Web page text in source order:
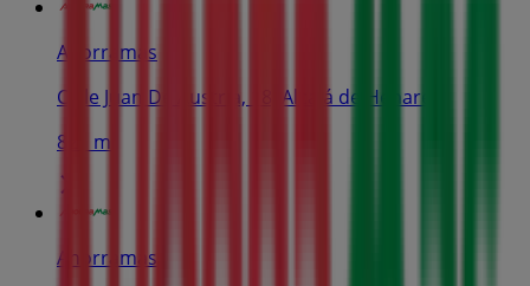
Ahorramas
Calle Juan De Austria, 18, Alcalá de Henares
821 m
Ahorramas